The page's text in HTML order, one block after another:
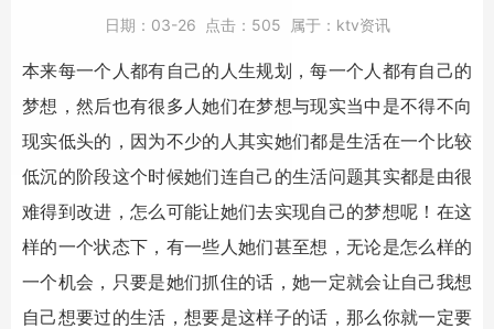
日期： 03-26 点击： 505 属于： ktv资讯
本来每一个人都有自己的人生规划，每一个人都有自己的
梦想，然后也有很多人她们在梦想与现实当中是不得不向
现实低头的，因为不少的人其实她们都是生活在一个比较
低沉的阶段这个时候她们连自己的生活问题其实都是由很
难得到改进，怎么可能让她们去实现自己的梦想呢！在这
样的一个状态下，有一些人她们甚至想，无论是怎么样的
一个机会，只要是她们抓住的话，她一定就会让自己我想
自己想要过的生活，想要是这样子的话，那么你就一定要